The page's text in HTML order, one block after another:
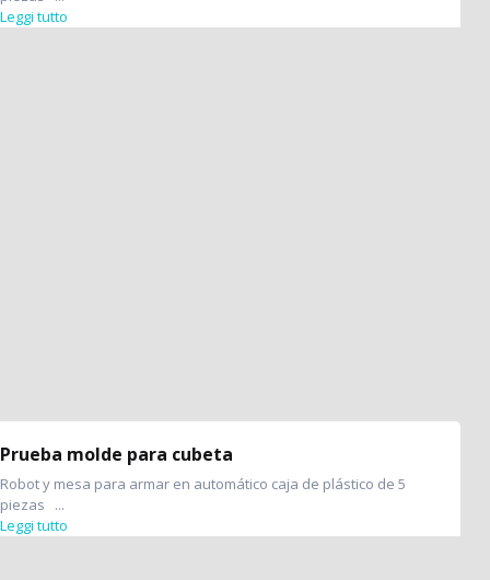
Leggi tutto
Prueba molde para cubeta
Robot y mesa para armar en automático caja de plástico de 5
piezas ...
Leggi tutto